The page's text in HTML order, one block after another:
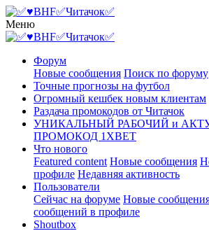
Меню
Форум
Новые сообщения Поиск по форуму
Точные прогнозы на футбол
Огромный кешбек новым клиентам
Раздача промокодов от Читачок
УНИКАЛЬНЫЙ РАБОЧИЙ и
ПРОМОКОД 1XBET
Что нового
Featured content Новые сообщения
профиле Недавняя активность
Пользователи
Сейчас на форуме Новые
сообщений в профиле
Shoutbox